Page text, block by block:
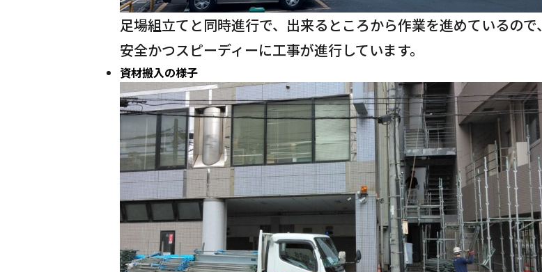
足場組立てと同時進行で、出来るところから作業を進めているので、
安全かつスピーディーに工事が進行しています。
資材搬入の様子